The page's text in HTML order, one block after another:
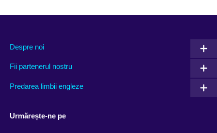
Despre noi
Fii partenerul nostru
Predarea limbii engleze
Urmărește-ne pe